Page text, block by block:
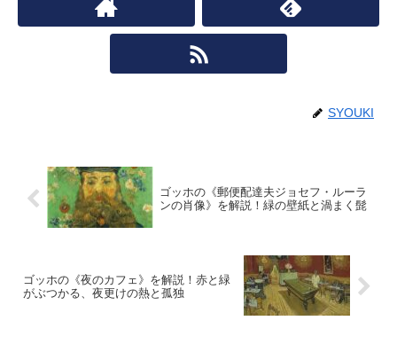
SYOUKI
ゴッホの《郵便配達夫ジョセフ・ルーラ
ンの肖像》を解説！緑の壁紙と渦まく髭
ゴッホの《夜のカフェ》を解説！赤と緑
がぶつかる、夜更けの熱と孤独